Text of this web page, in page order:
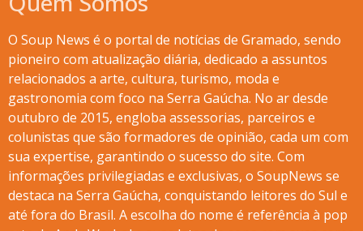
O Soup News é o portal de notícias de Gramado, sendo
pioneiro com atualização diária, dedicado a assuntos
relacionados a arte, cultura, turismo, moda e
gastronomia com foco na Serra Gaúcha. No ar desde
outubro de 2015, engloba assessorias, parceiros e
colunistas que são formadores de opinião, cada um com
sua expertise, garantindo o sucesso do site. Com
informações privilegiadas e exclusivas, o SoupNews se
destaca na Serra Gaúcha, conquistando leitores do Sul e
até fora do Brasil. A escolha do nome é referência à pop